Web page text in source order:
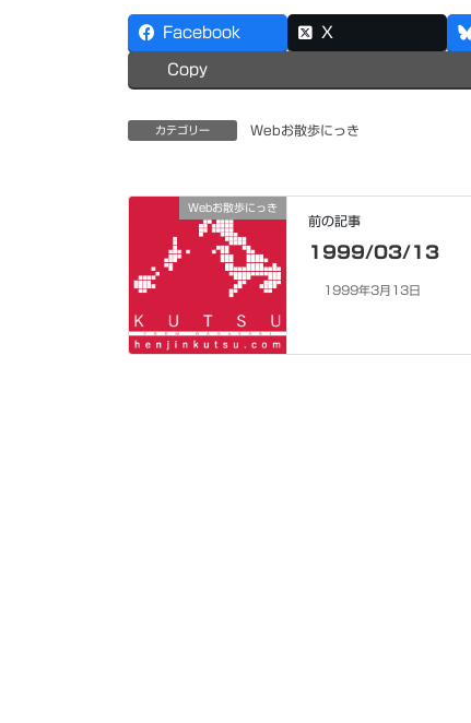
Facebook X
Copy
カテゴリー Webお散歩にっき
Webお散歩にっき
前の記事
1999/03/13
1999年3月13日